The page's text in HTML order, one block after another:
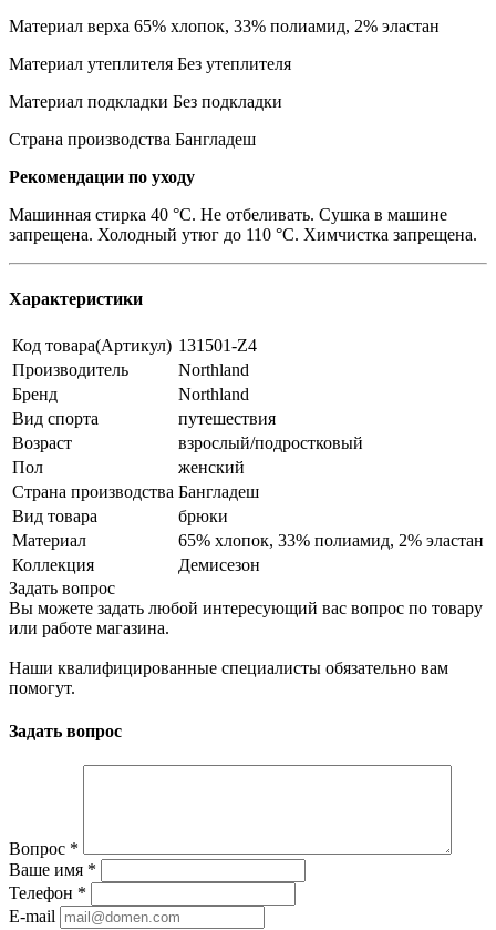
Материал верха 65% хлопок, 33% полиамид, 2% эластан
Материал утеплителя Без утеплителя
Материал подкладки Без подкладки
Страна производства Бангладеш
Рекомендации по уходу
Машинная стирка 40 °C. Не отбеливать. Сушка в машине
запрещена. Холодный утюг до 110 °C. Химчистка запрещена.
Характеристики
Код товара(Артикул) 131501-Z4
Производитель
Northland
Бренд
Northland
Вид спорта
путешествия
Возраст
взрослый/подростковый
Пол
женский
Страна производства Бангладеш
Вид товара
брюки
Материал
65% хлопок, 33% полиамид, 2% эластан
Коллекция
Демисезон
Задать вопрос
Вы можете задать любой интересующий вас вопрос по товару
или работе магазина.
Наши квалифицированные специалисты обязательно вам
помогут.
Задать вопрос
Вопрос *
Ваше имя *
Телефон *
E-mail